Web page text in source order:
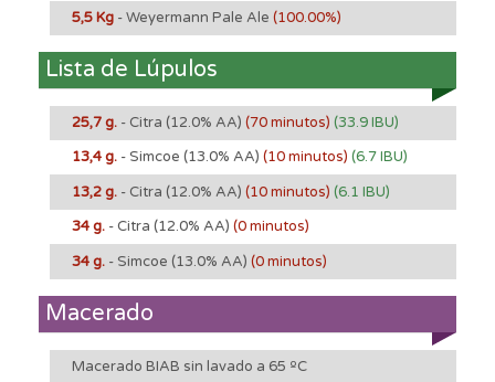
5,5 Kg - Weyermann Pale Ale (100.00%)
Lista de Lúpulos
25,7 g. - Citra (12.0% AA) (70 minutos) (33.9 IBU)
13,4 g. - Simcoe (13.0% AA) (10 minutos) (6.7 IBU)
13,2 g. - Citra (12.0% AA) (10 minutos) (6.1 IBU)
34 g. - Citra (12.0% AA) (0 minutos)
34 g. - Simcoe (13.0% AA) (0 minutos)
Macerado
Macerado BIAB sin lavado a 65 ºC